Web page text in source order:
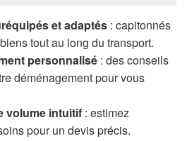
et adaptés : capitonnés
tout au long du transport.
personnalisé : des conseils
déménagement pour vous
volume intuitif : estimez
pour un devis précis.